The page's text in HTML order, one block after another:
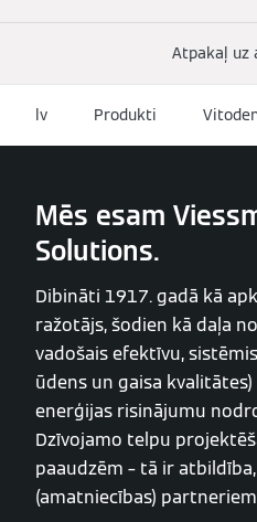
Atpakaļ uz
lv Produkti
Mēs esam
Solutions.
Dibināti 1917. gadā kā
ražotājs, šodien kā daļa
vadošais efektīvu,
ūdens un gaisa
enerģijas risinājumu
Dzīvojamo telpu
paaudzēm – tā ir
(amatniecības)